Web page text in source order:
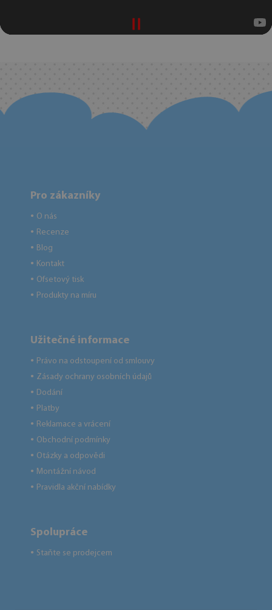
Pro zákazníky
● O nás
● Recenze
● Blog
● Kontakt
● Ofsetový tisk
● Produkty na míru
Užitečné informace
● Právo na odstoupení od smlouvy
● Zásady ochrany osobních údajů
● Dodání
● Platby
● Reklamace a vrácení
● Obchodní podmínky
● Otázky a odpovědi
● Montážní návod
● Pravidla akční nabídky
Spolupráce
● Staňte se prodejcem